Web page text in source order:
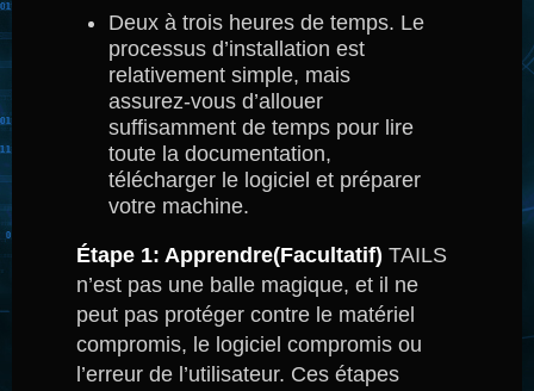
Deux à trois heures de temps. Le
processus d’installation est
relativement simple, mais
assurez-vous d’allouer
suffisamment de temps pour lire
toute la documentation,
télécharger le logiciel et préparer
votre machine.
Étape 1: Apprendre(Facultatif) TAILS
n’est pas une balle magique, et il ne
peut pas protéger contre le matériel
compromis, le logiciel compromis ou
l’erreur de l’utilisateur. Ces étapes